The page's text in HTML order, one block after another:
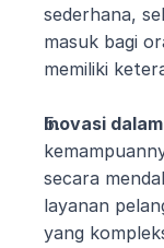
sederhana,
masuk bagi
memiliki
Inovasi
secara
layanan
yang